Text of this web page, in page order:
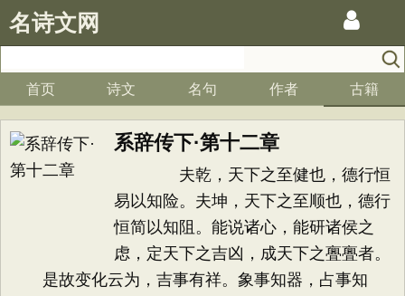
名诗文网
首页 诗文 名句 作者 古籍
系辞传下·第十二章
夫乾，天下之至健也，德行恒
易以知险。夫坤，天下之至顺也，德行
恒简以知阻。能说诸心，能研诸侯之
虑，定天下之吉凶，成天下之亹亹者。
是故变化云为，吉事有祥。象事知器，占事知